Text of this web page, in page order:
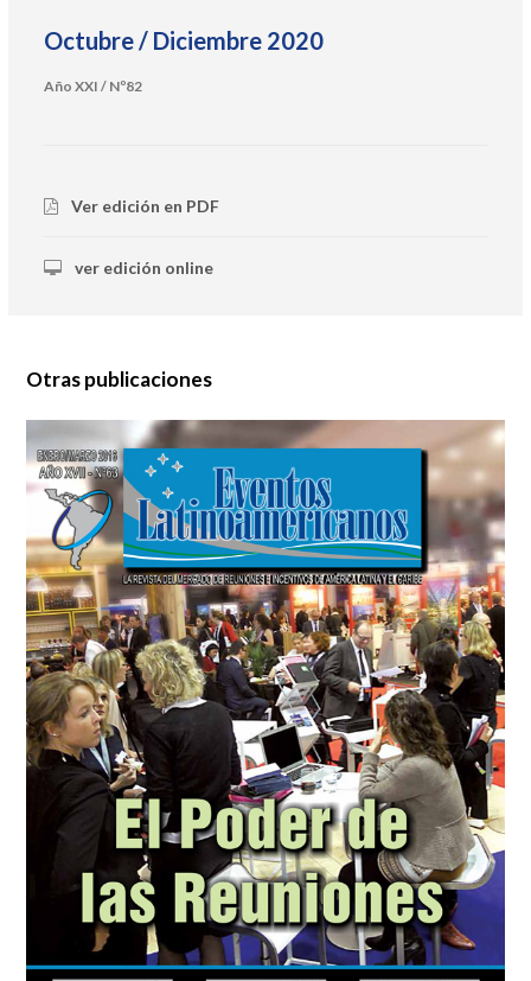
Octubre / Diciembre 2020
Año XXI / Nº82
Ver edición en PDF
ver edición online
Otras publicaciones